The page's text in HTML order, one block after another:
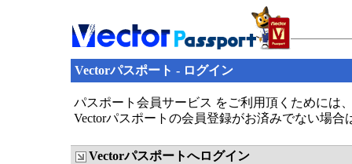
Vectorパスポート - ログイン
パスポート会員サービス をご利用頂くためには
Vectorパスポートの会員登録がお済みでない場
Vectorパスポートへログイン